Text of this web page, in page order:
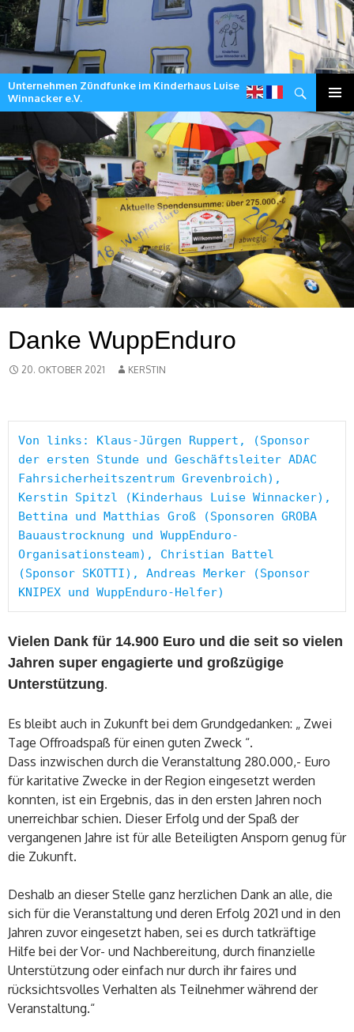
Unternehmen Zündfunke im Kinderhaus Luise
Winnacker e.V.
Suchen
Inhalt
springen
Danke WuppEnduro
20. OKTOBER 2021 KERSTIN
Von links: Klaus-Jürgen Ruppert, (Sponsor
der ersten Stunde und Geschäftsleiter ADAC
Fahrsicherheitszentrum Grevenbroich),
Kerstin Spitzl (Kinderhaus Luise Winnacker),
Bettina und Matthias Groß (Sponsoren GROBA
Bauaustrocknung und WuppEnduro-
Organisationsteam), Christian Battel
(Sponsor SKOTTI), Andreas Merker (Sponsor
KNIPEX und WuppEnduro-Helfer)
Vielen Dank für 14.900 Euro und die seit so vielen
Jahren super engagierte und großzügige
Unterstützung.
Es bleibt auch in Zukunft bei dem Grundgedanken: „ Zwei
Tage Offroadspaß für einen guten Zweck “.
Dass inzwischen durch die Veranstaltung 280.000,- Euro
für karitative Zwecke in der Region eingesetzt werden
konnten, ist ein Ergebnis, das in den ersten Jahren noch
unerreichbar schien. Dieser Erfolg und der Spaß der
vergangenen Jahre ist für alle Beteiligten Ansporn genug für
die Zukunft.
Deshalb an dieser Stelle ganz herzlichen Dank an alle, die
sich für die Veranstaltung und deren Erfolg 2021 und in den
Jahren zuvor eingesetzt haben, sei es durch tatkräftige
Hilfe bei der Vor- und Nachbereitung, durch finanzielle
Unterstützung oder einfach nur durch ihr faires und
rücksichtsvolles Verhalten als Teilnehmer während der
Veranstaltung.“